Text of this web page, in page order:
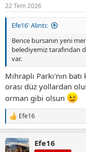
22 Tem 2026
Efe16' Alıntı:
Bence bursanın yeni
belediyemiz tarafından
var.
Mihraplı Parkı'nın
orası düz yollardan
orman gibi olsun
T
e
k
Efe16
Efe16